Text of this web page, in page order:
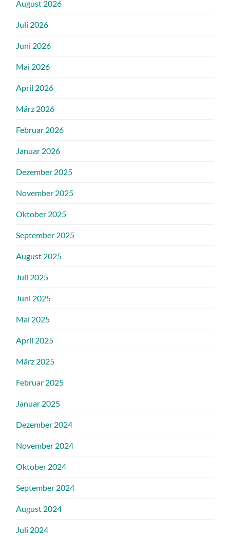
August 2026
Juli 2026
Juni 2026
Mai 2026
April 2026
März 2026
Februar 2026
Januar 2026
Dezember 2025
November 2025
Oktober 2025
September 2025
August 2025
Juli 2025
Juni 2025
Mai 2025
April 2025
März 2025
Februar 2025
Januar 2025
Dezember 2024
November 2024
Oktober 2024
September 2024
August 2024
Juli 2024